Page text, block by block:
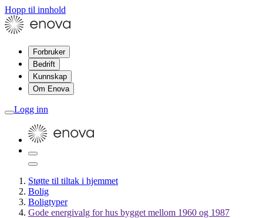
Hopp til innhold
Forbruker
Bedrift
Kunnskap
Om Enova
Logg inn
Støtte til tiltak i hjemmet
Bolig
Boligtyper
Gode energivalg for hus bygget mellom 1960 og 1987